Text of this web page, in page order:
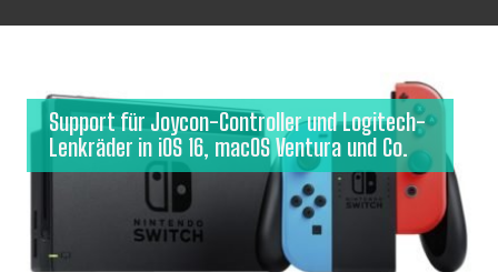
Support für Joycon-Controller und Logitech-
Lenkräder in iOS 16, macOS Ventura und Co.